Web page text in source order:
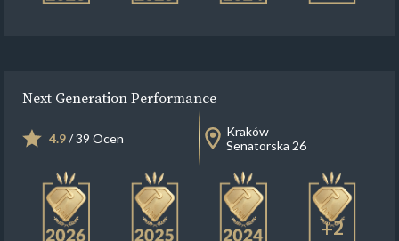
Next Generation Performance
4.9/ 39 Ocen
Kraków
Senatorska 26
+2